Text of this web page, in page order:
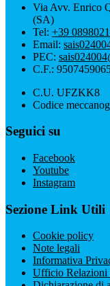
Via Avv. Enrico
(SA)
Tel: +39
Email:
PEC:
C.F.:
C.U. UFZKK8
Codice
Seguici su
Facebook
Youtube
Instagram
Sezione Link Utili
Cookie policy
Note legali
Informativa
Ufficio Relazioni